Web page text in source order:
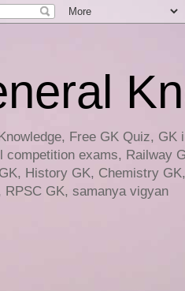
Free GK Quiz,
competition exams, Railway
History GK, Chemistry
RPSC GK, samanya vigyan